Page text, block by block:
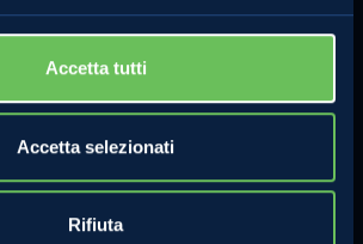
Accetta tutti
Accetta selezionati
RifiutaNEWSLETTER